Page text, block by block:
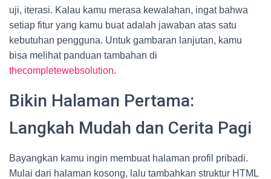
uji, iterasi. Kalau kamu merasa kewalahan, ingat bahwa
setiap fitur yang kamu buat adalah jawaban atas satu
kebutuhan pengguna. Untuk gambaran lanjutan, kamu
bisa melihat panduan tambahan di
thecompletewebsolution.
Bikin Halaman Pertama:
Langkah Mudah dan Cerita Pagi
Bayangkan kamu ingin membuat halaman profil pribadi.
Mulai dari halaman kosong, lalu tambahkan struktur HTML